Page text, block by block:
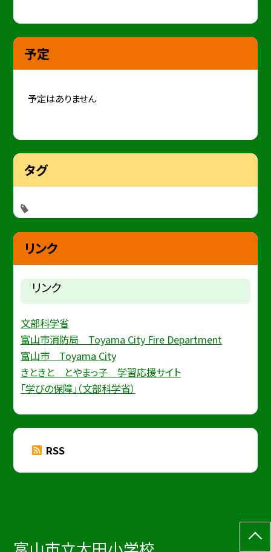
予定
予定はありません
タグ
リンク
リンク
文部科学省
富山市消防局 Toyama City Fire Department
富山市 Toyama City
きときと とやまっ子 学習応援サイト
「学びの保障」（文部科学省）
RSS